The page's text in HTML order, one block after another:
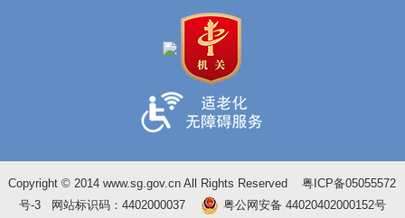
Copyright © 2014 www.sg.gov.cn All Rights Reserved粤ICP备05055572
号-3网站标识码：4402000037 粤公网安备 44020402000152号